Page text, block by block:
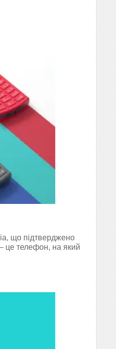
що підтверджено
це телефон, на який